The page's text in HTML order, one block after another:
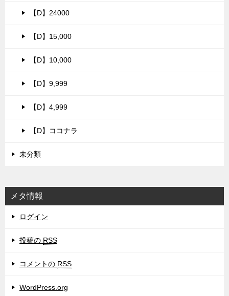
【D】24000
【D】15,000
【D】10,000
【D】9,999
【D】4,999
【D】ココナラ
未分類
メタ情報
ログイン
投稿の RSS
コメントの RSS
WordPress.org